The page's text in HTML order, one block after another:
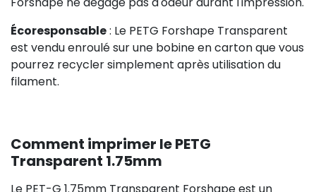
Écoresponsable: Le PETG Forshape Transparent
est vendu enroulé sur une bobine en carton que vous
pourrez recycler simplement après utilisation du
filament.
Comment imprimer le PETG
Transparent 1.75mm
Le PET-G 1.75mm Transparent Forshape est un